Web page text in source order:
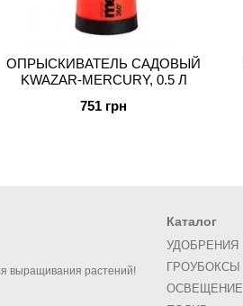
ОПРЫСКИВАТЕЛЬ САДОВЫЙ
KWAZAR-MERCURY, 0.5 Л
751 грн
выращивания растений!
Каталог
УДОБРЕНИЯ
ГРОУБОКСЫ
ОСВЕЩЕНИЕ